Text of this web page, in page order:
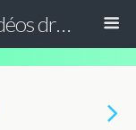
Debilos.fr - Le top des vidéos drôles du WEB !